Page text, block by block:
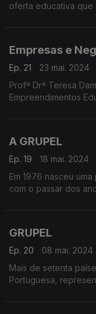
oferta educativa que
Empresas e
Ep. 21
23 mai. 2024
Profª Drª Teresa
Empreendimentos
A GRUPEL
Ep. 19
18 mai. 2024
Em 1976 nasceu
com o passar dos
GRUPEL
Ep. 20
08 mai. 2024
Mais de setenta
Portuguesa,